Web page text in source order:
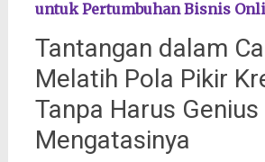
untuk Pertumbuhan Bisnis
Tantangan dalam
Melatih Pola Pikir
Tanpa Harus Genius
Mengatasinya